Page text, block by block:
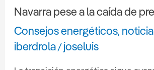
Navarra pese a la caída de
Consejos energéticos,
iberdrola/joseluis
de
Navarra
pese